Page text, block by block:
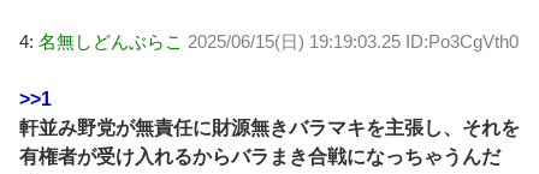
4: 名無しどんぶらこ 2025/06/15(日) 19:19:03.25 ID:Po3CgVth0
>>1
軒並み野党が無責任に財源無きバラマキを主張し、それを
有権者が受け入れるからバラまき合戦になっちゃうんだ